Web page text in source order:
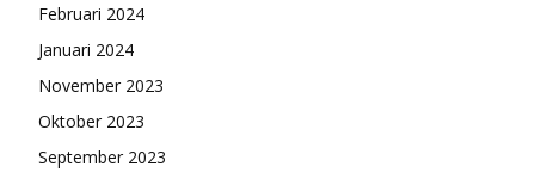
Februari 2024
Januari 2024
November 2023
Oktober 2023
September 2023